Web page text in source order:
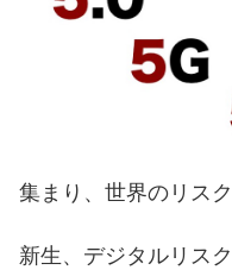
集まり、世界のリス
新生、デジタルリス